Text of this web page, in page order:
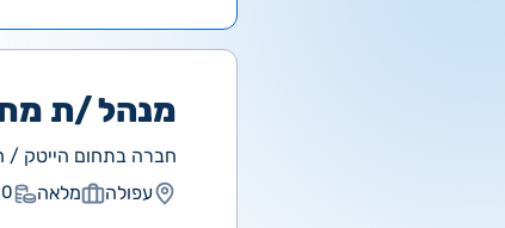
מנהל /ת
חברה בתחום הייטק /
עפולה
מלאה